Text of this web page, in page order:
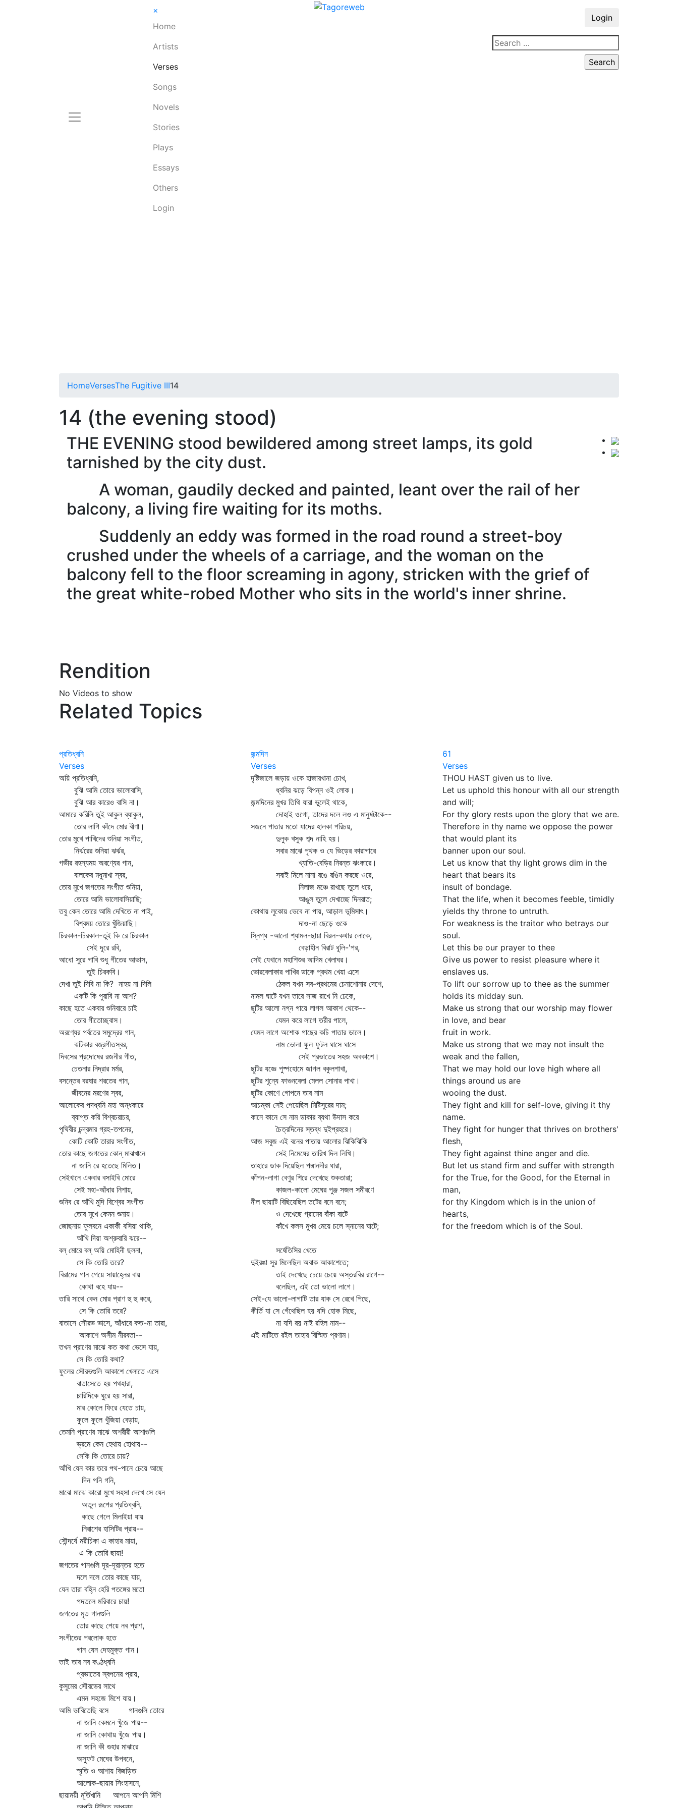
×
Home
Artists
Verses
Songs
Novels
Stories
Plays
Essays
Others
Login
Login
HomeVersesThe Fugitive III14
14 (the evening stood)
THE EVENING stood bewildered among street lamps, its gold
tarnished by the city dust.
A woman, gaudily decked and painted, leant over the rail of her
balcony, a living fire waiting for its moths.
Suddenly an eddy was formed in the road round a street-boy
crushed under the wheels of a carriage, and the woman on the
balcony fell to the floor screaming in agony, stricken with the grief of
the great white-robed Mother who sits in the world's inner shrine.
Rendition
No Videos to show
Related Topics
প্রতিধ্বনি
Verses
অয়ি প্রতিধ্বনি,
বুঝি আমি তোরে ভালোবাসি,
বুঝি আর কারেও বাসি না।
আমারে করিলি তুই আকুল ব্যাকুল,
তোর লাগি কাঁদে মোর বীণা।
তোর মুখে পাখিদের শুনিয়া সংগীত,
নির্ঝরের শুনিয়া ঝর্ঝর,
গভীর রহস্যময় অরণ্যের গান,
বালকের মধুমাখা স্বর,
তোর মুখে জগতের সংগীত শুনিয়া,
তোরে আমি ভালোবাসিয়াছি;
তবু কেন তোরে আমি দেখিতে না পাই,
বিশ্বময় তোরে খুঁজিয়াছি।
চিরকাল-চিরকাল-তুই কি রে চিরকাল
সেই দূরে রবি,
আধো সুরে গাবি শুধু গীতের আভাস,
তুই চিরকবি।
দেখা তুই দিবি না কি? নাহয় না দিলি
একটি কি পুরাবি না আশ?
কাছে হতে একবার শুনিবারে চাই
তোর গীতোচ্ছ্বাস।
অরণ্যের পর্বতের সমুদ্রের গান,
ঝটিকার বজ্রগীতস্বর,
দিবসের প্রদোষের রজনীর গীত,
চেতনার নিদ্রার মর্মর,
বসন্তের বরষার শরতের গান,
জীবনের মরণের স্বর,
আলোকের পদধ্বনি মহা অন্ধকারে
ব্যাপ্ত করি বিশ্বচরাচর,
পৃথিবীর চন্দ্রমার গ্রহ-তপনের,
কোটি কোটি তারার সংগীত,
তোর কাছে জগতের কোন্‌ মাঝখানে
না জানি রে হতেছে মিলিত।
সেইখানে একবার বসাইবি মোরে
সেই মহা-আঁধার নিশায়,
শুনিব রে আঁখি মুদি বিশ্বের সংগীত
তোর মুখে কেমন শুনায়।
জোছনায় ফুলবনে একাকী বসিয়া থাকি,
আঁখি দিয়া অশ্রুবারি ঝরে--
বল্‌ মোরে বল্‌ অয়ি মোহিনী ছলনা,
সে কি তোরি তরে?
বিরামের গান গেয়ে সায়াহ্নের বায়
কোথা বহে যায়--
তারি সাথে কেন মোর প্রাণ হু হু করে,
সে কি তোরি তরে?
বাতাসে সৌরভ ভাসে, আঁধারে কত-না তারা,
আকাশে অসীম নীরবতা--
তখন প্রাণের মাঝে কত কথা ভেসে যায়,
সে কি তোরি কথা?
ফুলের সৌরভগুলি আকাশে খেলাতে এসে
বাতাসেতে হয় পথহারা,
চারিদিকে ঘুরে হয় সারা,
মার কোলে ফিরে যেতে চায়,
ফুলে ফুলে খুঁজিয়া বেড়ায়,
তেমনি প্রাণের মাঝে অশরীরী আশাগুলি
ভ্রমে কেন হেথায় হোথায়--
সেকি কি তোরে চায়?
আঁখি যেন কার তরে পথ-পানে চেয়ে আছে
দিন গনি গনি,
মাঝে মাঝে কারো মুখে সহসা দেখে সে যেন
অতুল রূপের প্রতিধ্বনি,
কাছে গেলে মিলাইয়া যায়
নিরাশের হাসিটির প্রায়--
সৌন্দর্যে মরীচিকা এ কাহার মায়া,
এ কি তোরি ছায়া!
জগতের গানগুলি দূর-দূরান্তর হতে
দলে দলে তোর কাছে যায়,
যেন তারা বহ্নি হেরি পতঙ্গের মতো
পদতলে মরিবারে চায়!
জগতের মৃত গানগুলি
তোর কাছে পেয়ে নব প্রাণ,
সংগীতের পরলোক হতে
গান যেন দেহমুক্ত গান।
তাই তার নব কণ্ঠধ্বনি
প্রভাতের স্বপনের প্রায়,
কুসুমের সৌরভের সাথে
এমন সহজে মিশে যায়।
আমি ভাবিতেছি বসে গানগুলি তোরে
না জানি কেমনে খুঁজে পায়--
না জানি কোথায় খুঁজে পায়।
না জানি কী গুহার মাঝারে
অস্ফুট মেঘের উপবনে,
স্মৃতি ও আশায় বিজড়িত
আলোক-ছায়ার সিংহাসনে,
ছায়াময়ী মূর্তিখানি আপনে আপনি মিশি
জন্মদিন
Verses
দৃষ্টিজালে জড়ায় ওকে হাজারখানা চোখ,
ধ্বনির ঝড়ে বিপন্ন ওই লোক।
জন্মদিনের মুখর তিথি যারা ভুলেই থাকে,
দোহাই ওগো, তাদের দলে লও এ মানুষটাকে--
সজনে পাতার মতো যাদের হালকা পরিচয়,
দুলুক খসুক শব্দ নাহি হয়।
সবার মাঝে পৃথক ও যে ভিড়ের কারাগারে
খ্যাতি-বেড়ির নিরন্ত ঝংকারে।
সবাই মিলে নানা রঙে রঙিন করছে ওরে,
নিলাজ মঞ্চে রাখছে তুলে ধরে,
আঙুল তুলে দেখাচ্ছে দিনরাত;
কোথায় লুকোয় ভেবে না পায়, আড়াল ভূমিসাৎ।
দাও-না ছেড়ে ওকে
স্নিগ্ধ -আলো শ্যামল-ছায়া বিরল-কথার লোকে,
বেড়াহীন বিরাট ধূলি-'পর,
সেই যেখানে মহাশিশুর আদিম খেলাঘর।
ভোরবেলাকার পাখির ডাকে প্রথম খেয়া এসে
ঠেকল যখন সব-প্রথমের চেনাশোনার দেশে,
নামল ঘাটে যখন তারে সাজ রাখে নি ঢেকে,
ছুটির আলো নগ্ন গায়ে লাগল আকাশ থেকে--
যেমন করে লাগে তরীর পালে,
যেমন লাগে অশোক গাছের কচি পাতার ডালে।
নাম ভোলা ফুল ফুটল ঘাসে ঘাসে
সেই প্রভাতের সহজ অবকাশে।
ছুটির যজ্ঞে পুষ্পহোমে জাগল বকুলশাখা,
ছুটির শূন্যে ফাগুনবেলা মেলল সোনার পাখা।
ছুটির কোণে গোপনে তার নাম
আচম্‌কা সেই পেয়েছিল মিষ্টিসুরের দাম;
কানে কানে সে নাম ডাকার ব্যথা উদাস করে
চৈত্রদিনের স্তব্ধ দুইপ্রহরে।
আজ সবুজ এই বনের পাতায় আলোর ঝিকিঝিকি
সেই নিমেষের তারিখ দিল লিখি।
তাহারে ডাক দিয়েছিল পদ্মানদীর ধারা,
কাঁপন-লাগা বেণুর শিরে দেখেছে শুকতারা;
কাজল-কালো মেঘের পুঞ্জ সজল সমীরণে
নীল ছায়াটি বিছিয়েছিল তটের বনে বনে;
ও দেখেছে গ্রামের বাঁকা বাটে
কাঁখে কলস মুখর মেয়ে চলে স্নানের ঘাটে;
সর্ষেতিসির খেতে
দুইরঙা সুর মিলেছিল অবাক আকাশেতে;
তাই দেখেছে চেয়ে চেয়ে অস্তরবির রাগে--
বলেছিল, এই তো ভালো লাগে।
সেই-যে ভালো-লাগাটি তার যাক সে রেখে পিছে,
কীর্তি যা সে গেঁথেছিল হয় যদি হোক মিছে,
না যদি রয় নাই রহিল নাম--
এই মাটিতে রইল তাহার বিস্মিত প্রণাম।
61
Verses
THOU HAST given us to live.
Let us uphold this honour with all our strength
and will;
For thy glory rests upon the glory that we are.
Therefore in thy name we oppose the power
that would plant its
banner upon our soul.
Let us know that thy light grows dim in the
heart that bears its
insult of bondage.
That the life, when it becomes feeble, timidly
yields thy throne to untruth.
For weakness is the traitor who betrays our
soul.
Let this be our prayer to thee
Give us power to resist pleasure where it
enslaves us.
To lift our sorrow up to thee as the summer
holds its midday sun.
Make us strong that our worship may flower
in love, and bear
fruit in work.
Make us strong that we may not insult the
weak and the fallen,
That we may hold our love high where all
things around us are
wooing the dust.
They fight and kill for self-love, giving it thy
name.
They fight for hunger that thrives on brothers'
flesh,
They fight against thine anger and die.
But let us stand firm and suffer with strength
for the True, for the Good, for the Eternal in
man,
for thy Kingdom which is in the union of
hearts,
for the freedom which is of the Soul.